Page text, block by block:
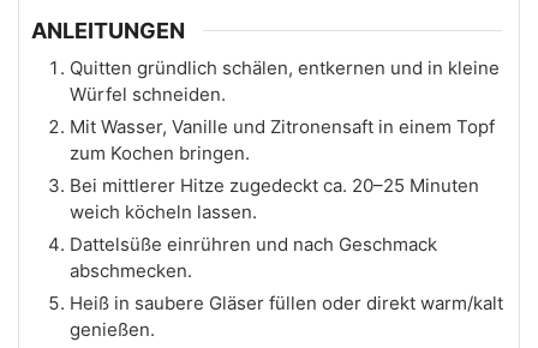
ANLEITUNGEN
Quitten gründlich schälen, entkernen und in kleine
Würfel schneiden.
Mit Wasser, Vanille und Zitronensaft in einem Topf
zum Kochen bringen.
Bei mittlerer Hitze zugedeckt ca. 20–25 Minuten
weich köcheln lassen.
Dattelsüße einrühren und nach Geschmack
abschmecken.
Heiß in saubere Gläser füllen oder direkt warm/kalt
genießen.